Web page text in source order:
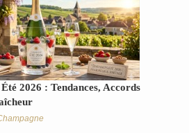
2026 : Tendances, Accords